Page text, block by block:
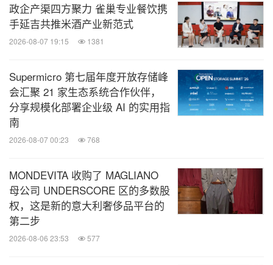
政企产渠四方聚力 雀巢专业餐饮携
手延吉共推米酒产业新范式
2026-08-07 19:15 1381
Supermicro 第七届年度开放存储峰
会汇聚 21 家生态系统合作伙伴，
分享规模化部署企业级 AI 的实用指
南
2026-08-07 00:23 768
MONDEVITA 收购了 MAGLIANO
母公司 UNDERSCORE 区的多数股
权，这是新的意大利奢侈品平台的
第二步
2026-08-06 23:53 577